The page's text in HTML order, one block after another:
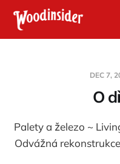
DEC 7,
O
Palety a železo ~
Odvážná